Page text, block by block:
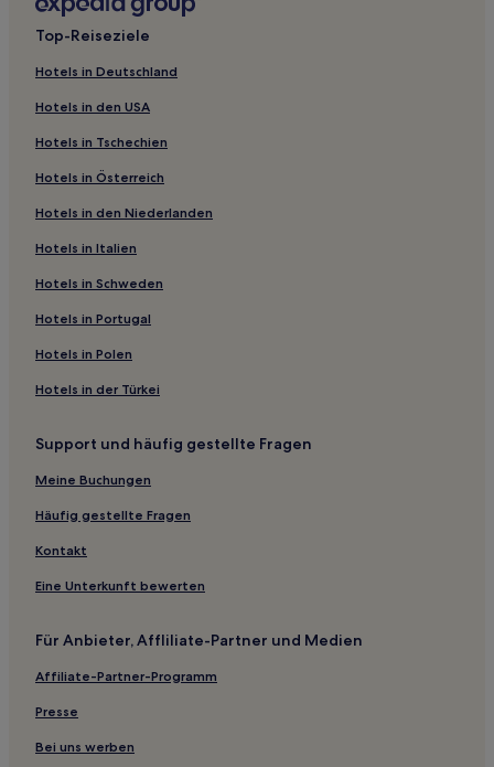
Ski nahe Mad River Valley
Hotels mit inbegriffenem Frühstück in Vermont
Hotels mit Parkplatz in Vermont
Luxus in Killington
Ski in Killington
Günstige in Stowe
Familien in Stowe
Ski in Stowe
Hotels mit Küchenzeile in Stowe
Golf in Stowe
Hotels mit Parkplatz in Stowe
Hotels mit Pool in Burlington
Hotels mit inbegriffenem Frühstück in Burlington
Günstige in Burlington
Familien in Burlington
Business in Nord-Vermont
Hotels mit Pool in Green Mountains
Business in Green Mountains
Familien in Green Mountains
Top-Reiseziele
Hotels in Deutschland
Hotels in den USA
Hotels in Tschechien
Hotels in Österreich
Hotels in den Niederlanden
Hotels in Italien
Hotels in Schweden
Hotels in Portugal
Hotels in Polen
Hotels in der Türkei
Support und häufig gestellte Fragen
Meine Buchungen
Häufig gestellte Fragen
Kontakt
Eine Unterkunft bewerten
Für Anbieter, Affliliate-Partner und Medien
Affiliate-Partner-Programm
Presse
Bei uns werben